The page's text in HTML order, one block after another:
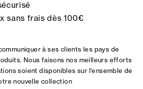
sans frais dès 100€
à ses clients les pays de
Nous faisons nos meilleurs efforts
soient disponibles sur l'ensemble de
nouvelle collection